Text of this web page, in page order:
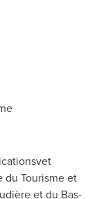
du Tourisme et
et du Bas-